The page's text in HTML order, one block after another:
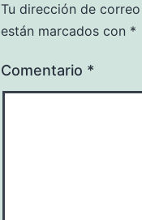
Tu dirección de
están marcados con *
Comentario *